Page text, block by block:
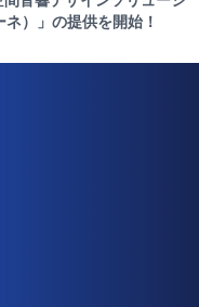
）」の提供を開始！